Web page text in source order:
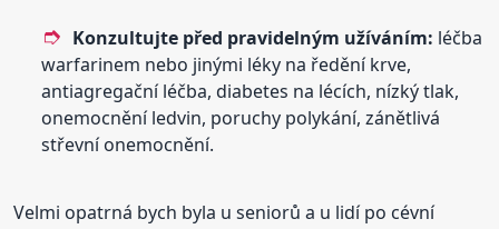
Konzultujte před pravidelným užíváním: léčba
warfarinem nebo jinými léky na ředění krve,
antiagregační léčba, diabetes na lécích, nízký tlak,
onemocnění ledvin, poruchy polykání, zánětlivá
střevní onemocnění.
Velmi opatrná bych byla u seniorů a u lidí po cévní